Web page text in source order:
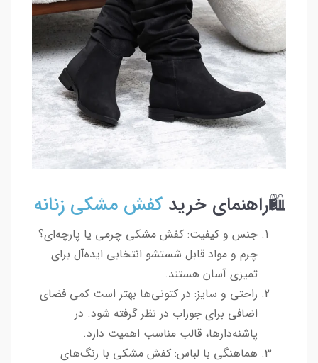
🛍️راهنمای خرید کفش مشکی زنانه
جنس و کیفیت: کفش مشکی چرمی یا پارچه‌ای؟
چرم و مواد قابل شستشو انتخابی ایده‌آل برای
تمیزی آسان هستند.
راحتی و سایز: در کتونی‌ها بهتر است کمی فضای
اضافی برای جوراب در نظر گرفته شود. در
پاشنه‌دارها، قالب مناسب اهمیت دارد.
هماهنگی با لباس: کفش مشکی با رنگ‌های